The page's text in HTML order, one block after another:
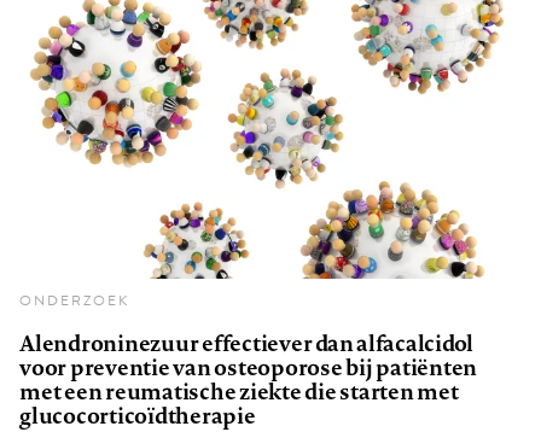
ONDERZOEK
Alendroninezuur effectiever dan alfacalcidol
voor preventie van osteoporose bij patiënten
met een reumatische ziekte die starten met
glucocorticoïdtherapie